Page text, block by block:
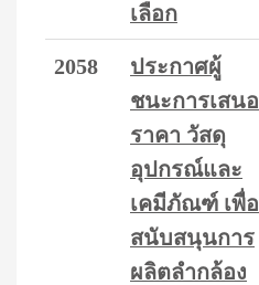
เลือก
2058
ประกาศผู้
ชนะการเสนอ
ราคา วัสดุ
อุปกรณ์และ
เคมีภัณฑ์ เพื่อ
สนับสนุนการ
ผลิตลำกล้อง